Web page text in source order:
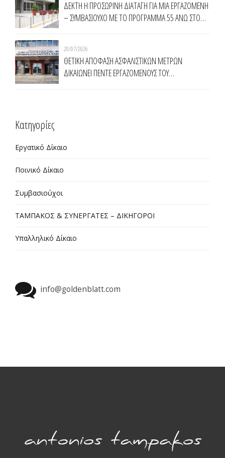
ΔΕΚΤΗ Η ΠΡΟΣΩΡΙΝΗ ΔΙΑΤΑΓΗ ΓΙΑ ΜΙΑ ΕΡΓΑΖΟΜΕΝΗ
– ΣΥΜΒΑΣΙΟΥΧΟ ΜΕ ΤΟ ΠΡΟΓΡΑΜΜΑ 55 ΑΝΩ ΣΤΟ
20/07/2026
ΘΕΤΙΚΗ ΑΠΟΦΑΣΗ ΑΣΦΑΛΙΣΤΙΚΩΝ ΜΕΤΡΩΝ
ΔΙΚΑΙΩΝΕΙ ΠΕΝΤΕ ΕΡΓΑΖΟΜΕΝΟΥΣ ΤΟΥ
Kατηγορίες
Εργατικό Δίκαιο
Ποινικό Δίκαιο
Συμβασιούχοι
ΤΑΜΠΑΚΟΣ & ΣΥΝΕΡΓΑΤΕΣ – ΔΙΚΗΓΟΡΟΙ
Υπαλληλικό Δίκαιο
info@goldenblatt.com